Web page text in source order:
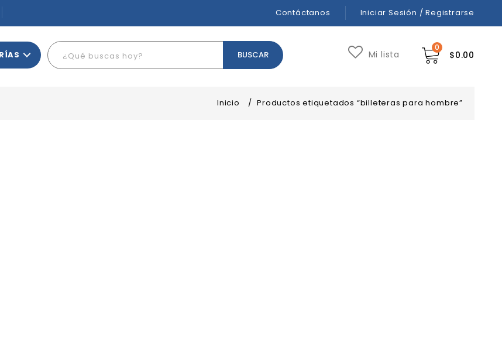
Contáctanos Iniciar Sesión / Registrarse
0
$0.00
Mi lista
Inicio / Productos etiquetados “billeteras para hombre”